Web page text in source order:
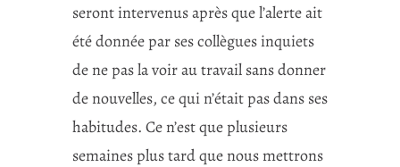
seront intervenus après que l’alerte ait
été donnée par ses collègues inquiets
de ne pas la voir au travail sans donner
de nouvelles, ce qui n’était pas dans ses
habitudes. Ce n’est que plusieurs
semaines plus tard que nous mettrons